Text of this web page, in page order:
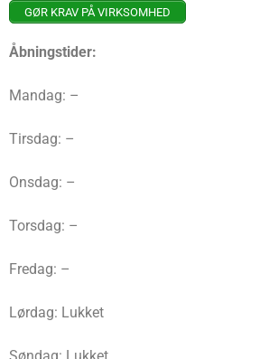
GØR KRAV PÅ VIRKSOMHED
Åbningstider:
Mandag: –
Tirsdag: –
Onsdag: –
Torsdag: –
Fredag: –
Lørdag: Lukket